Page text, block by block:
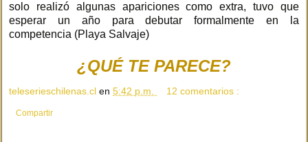
solo realizó algunas apariciones como extra, tuvo que
esperar un año para debutar formalmente en la
competencia (Playa Salvaje)
¿QUÉ TE PARECE?
teleserieschilenas.cl en 5:42 p.m. 12 comentarios :
Compartir